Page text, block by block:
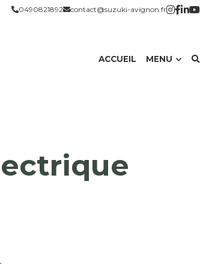
0490821892 contact@suzuki-avignon.fr
ACCUEIL MENU